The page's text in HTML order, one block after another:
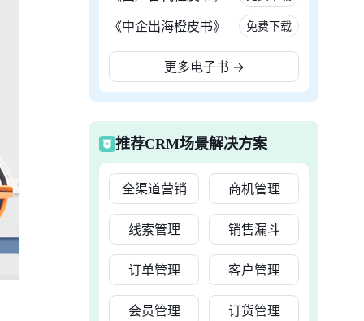
《中企出海橙皮书》 免费下载
更多电子书 →
推荐CRM场景解决方案
全渠道营销 商机管理
线索管理 销售漏斗
订单管理 客户管理
会员管理 订货管理